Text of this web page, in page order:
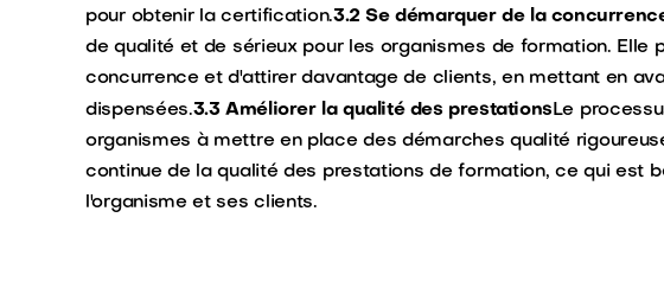
pour obtenir la certification.3.2 Se démarquer de la
de qualité et de sérieux pour les organismes de formation. Elle
concurrence et d'attirer davantage de clients, en mettant en
dispensées.3.3 Améliorer la qualité des prestationsLe
organismes à mettre en place des démarches qualité
continue de la qualité des prestations de formation, ce qui est
l'organisme et ses clients.